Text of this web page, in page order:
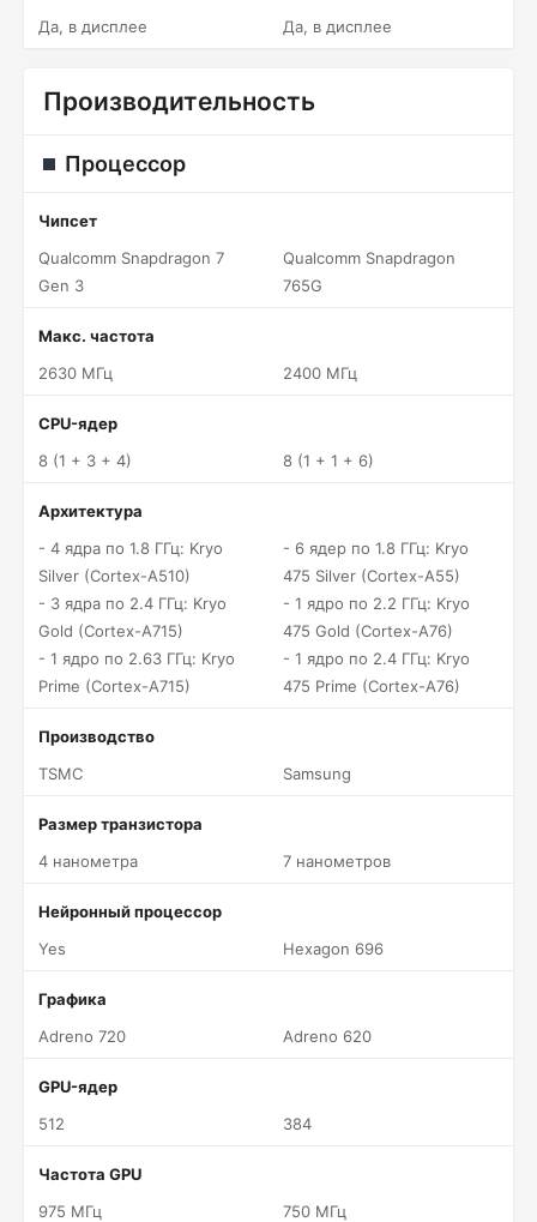
Да, в дисплее Да, в дисплее
Производительность
Процессор
Чипсет
Qualcomm Snapdragon 7
Gen 3
Qualcomm Snapdragon
765G
Макс. частота
2630 МГц
2400 МГц
CPU-ядер
8 (1 + 3 + 4)
8 (1 + 1 + 6)
Архитектура
- 4 ядра по 1.8 ГГц: Kryo
Silver (Cortex-A510)
- 3 ядра по 2.4 ГГц: Kryo
Gold (Cortex-A715)
- 1 ядро по 2.63 ГГц: Kryo
Prime (Cortex-A715)
- 6 ядер по 1.8 ГГц: Kryo
475 Silver (Cortex-A55)
- 1 ядро по 2.2 ГГц: Kryo
475 Gold (Cortex-A76)
- 1 ядро по 2.4 ГГц: Kryo
475 Prime (Cortex-A76)
Производство
TSMC
Samsung
Размер транзистора
4 нанометра
7 нанометров
Нейронный процессор
Yes
Hexagon 696
Графика
Adreno 720
Adreno 620
GPU-ядер
512
384
Частота GPU
975 МГц
750 МГц